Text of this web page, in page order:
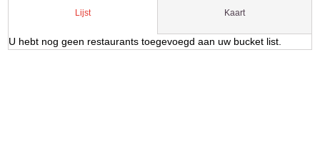
Lijst Kaart
U hebt nog geen restaurants toegevoegd aan uw bucket list.